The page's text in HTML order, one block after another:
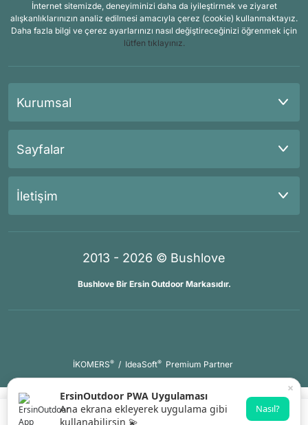
İnternet sitemizde, deneyiminizi daha da iyileştirmek ve ziyaret
alışkanlıklarınızın analiz edilmesi amacıyla çerez (cookie) kullanmaktayız.
Daha fazla bilgi ve çerez ayarlarınızı nasıl değiştireceğinizi öğrenmek için
lütfen tıklayınız.
Kurumsal
Sayfalar
İletişim
2013 - 2026 © Bushlove
Bushlove Bir Ersin Outdoor Markasıdır.
İKOMERS® / IdeaSoft® Premium Partner
×
ErsinOutdoor PWA Uygulaması
Ana ekrana ekleyerek uygulama gibi
kullanabilirsin 💫
Nasıl?